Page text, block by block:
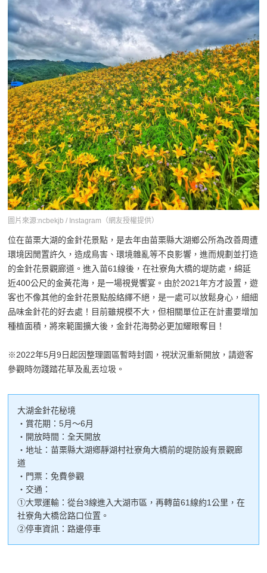
圖片來源:ncbekjb / Instagram（網友授權提供）
位在苗栗大湖的金針花景點，是去年由苗栗縣大湖鄉公所為改善周遭
環境因閒置許久，造成鳥害、環境雜亂等不良影響，進而規劃並打造
的金針花景觀廊道。進入苗61線後，在社寮角大橋的堤防處，綿延
近400公尺的金黃花海，是一場視覺饗宴。由於2021年方才設置，遊
客也不像其他的金針花景點般絡繹不絕，是一處可以放鬆身心，細細
品味金針花的好去處！目前雖規模不大，但相關單位正在計畫要增加
種植面積，將來範圍擴大後，金針花海勢必更加耀眼奪目！
※2022年5月9日起因整理園區暫時封園，視狀況重新開放，請遊客
參觀時勿踐踏花草及亂丟垃圾。
大湖金針花秘境
・賞花期：5月～6月
・開放時間：全天開放
・地址：苗栗縣大湖鄕靜湖村社寮角大橋前的堤防設有景觀廊
道
・門票：免費參觀
・交通：
①大眾運輸：從台3線進入大湖市區，再轉苗61線約1公里，在
社寮角大橋岔路口位置。
②停車資訊：路邊停車